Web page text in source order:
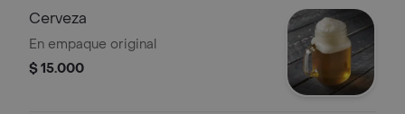
Cerveza
En empaque original
$ 15.000